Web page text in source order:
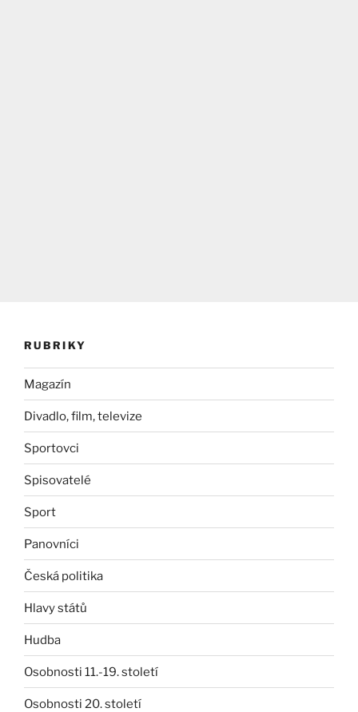
RUBRIKY
Magazín
Divadlo, film, televize
Sportovci
Spisovatelé
Sport
Panovníci
Česká politika
Hlavy států
Hudba
Osobnosti 11.-19. století
Osobnosti 20. století